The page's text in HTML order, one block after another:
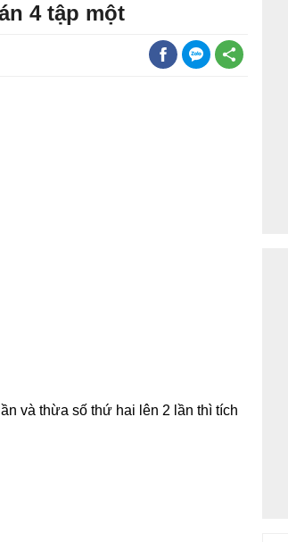
4 tập một
và thừa số thứ hai lên 2 lần thì tích